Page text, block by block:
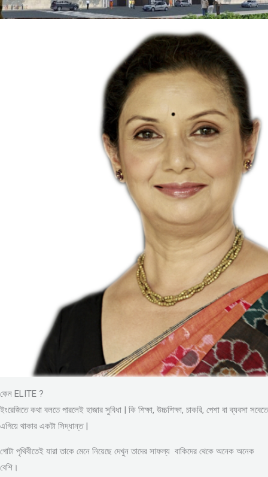
কেন ELITE ?
ইংরেজিতে কথা বলতে পারলেই হাজার সুবিধা | কি শিক্ষা, উচ্চশিক্ষা, চাকরি, পেশা বা ব্যবসা সবেতে
এগিয়ে থাকার একটা সিদ্ধান্ত |
গোটা পৃথিবীতেই যারা তাকে মেনে নিয়েছে দেখুন তাদের সাফল্য বাকিদের থেকে অনেক অনেক
বেশি।